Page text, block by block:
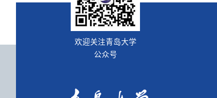
欢迎关注青岛大学
公众号